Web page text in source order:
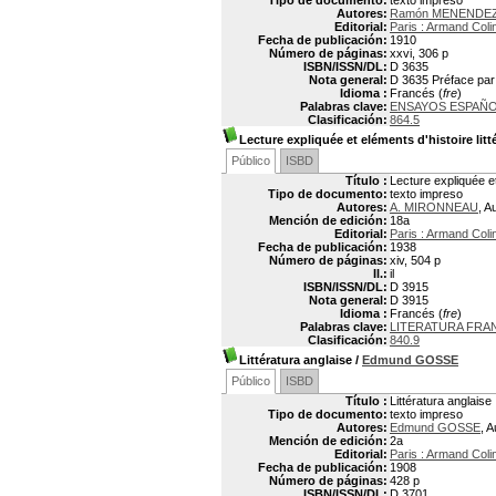
Autores: Ramón
Editorial: Paris : Armand
Fecha de publicación: 1910
Número de páginas: xxvi, 306 p
ISBN/ISSN/DL: D 3635
Nota general: D 3635 Préface
Idioma : Francés (fre)
Palabras clave: ENSAYOS
Clasificación: 864.5
Lecture expliquée et eléments d'histoire
Público
ISBD
Título : Lecture expliquée
Tipo de documento: texto impreso
Autores: A. MIRONNEAU ,
Mención de edición: 18a
Editorial: Paris : Armand
Fecha de publicación: 1938
Número de páginas: xiv, 504 p
Il.: il
ISBN/ISSN/DL: D 3915
Nota general: D 3915
Idioma : Francés (fre)
Palabras clave: LITERATURA
Clasificación: 840.9
Littératura anglaise / Edmund GOSSE
Público
ISBD
Título : Littératura anglaise
Tipo de documento: texto impreso
Autores: Edmund GOSSE ,
Mención de edición: 2a
Editorial: Paris : Armand
Fecha de publicación: 1908
Número de páginas: 428 p